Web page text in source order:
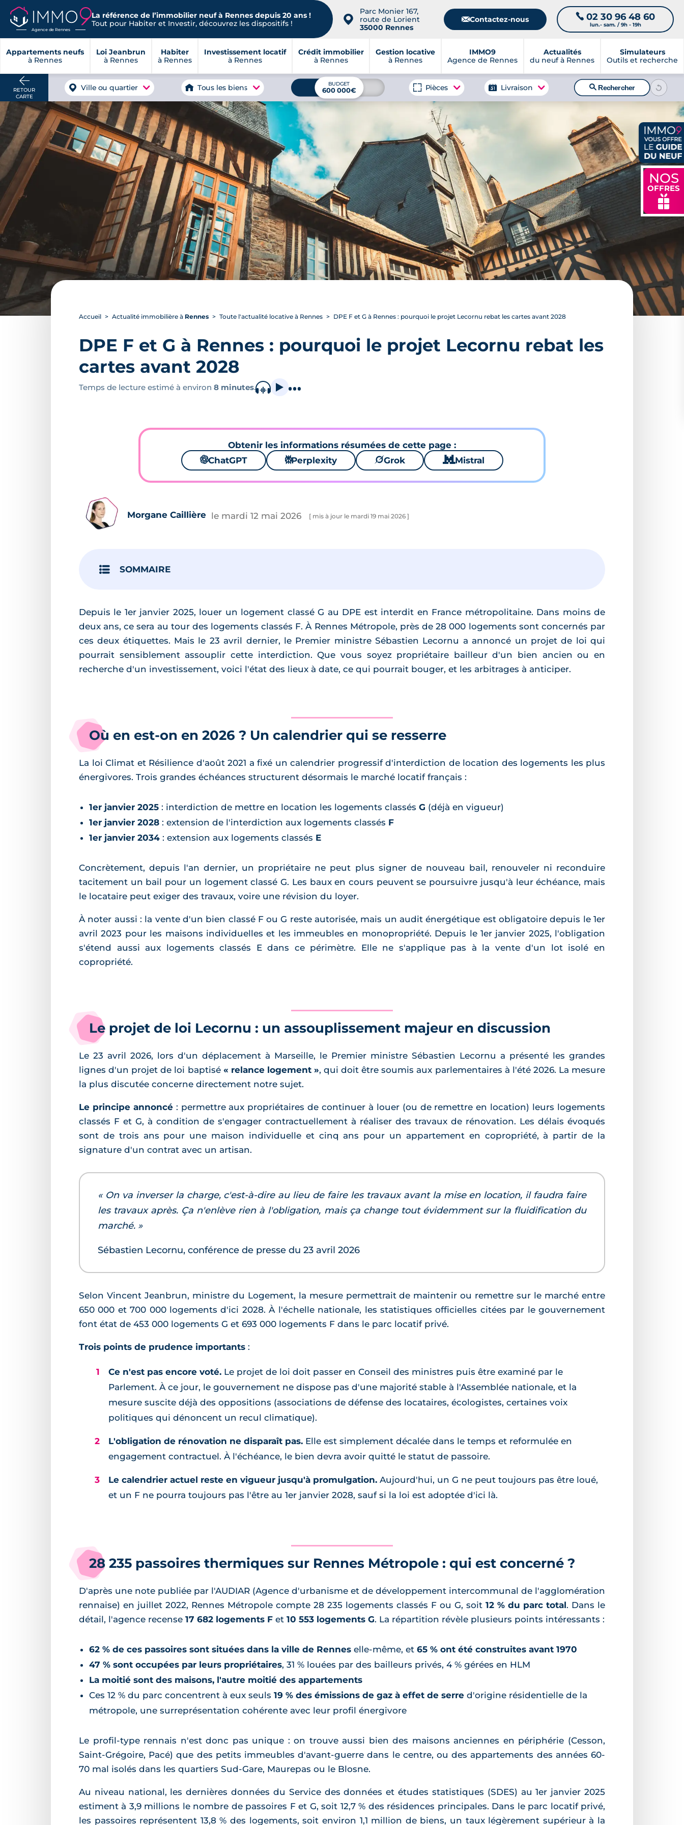
Agence de Rennes
La référence de l’immobilier neuf à Rennes depuis 20 ans !
Tout pour Habiter et Investir, découvrez les dispositifs !
📍
Parc Monier 167,
route de Lorient
35000 Rennes
📧Contactez-nous 📞 02 30 96 48 60
lun.- sam. / 9h - 19h
Appartements neufs
à Rennes
Loi Jeanbrun
à Rennes
Habiter
à Rennes
Investissement locatif
à Rennes
Crédit immobilier
à Rennes
Gestion locative
à Rennes
IMMO9
Agence de Rennes
Actualités
du neuf à Rennes
Simulateurs
Outils et recherche
NOS
OFFRES
🎁
RETOUR
CARTE
Ville ou quartier Tous les biens BUDGET
600 000€ Pièces Livraison 🔍Rechercher
Accueil Actualité immobilière à Rennes Toute l'actualité locative à Rennes DPE F et G à Rennes : pourquoi le projet Lecornu rebat les cartes avant 2028
DPE F et G à Rennes : pourquoi le projet Lecornu rebat les
cartes avant 2028
Temps de lecture estimé à environ 8 minutes.
Obtenir les informations résumées de cette page :
🌌ChatGPT ⚙Perplexity 🪐Grok 🐱 Mistral
Morgane Caillière le mardi 12 mai 2026 [ mis à jour le mardi 19 mai 2026 ]
SOMMAIRE
Depuis le 1er janvier 2025, louer un logement classé G au DPE est interdit en France métropolitaine. Dans moins de
deux ans, ce sera au tour des logements classés F. À Rennes Métropole, près de 28 000 logements sont concernés par
ces deux étiquettes. Mais le 23 avril dernier, le Premier ministre Sébastien Lecornu a annoncé un projet de loi qui
pourrait sensiblement assouplir cette interdiction. Que vous soyez propriétaire bailleur d'un bien ancien ou en
recherche d'un investissement, voici l'état des lieux à date, ce qui pourrait bouger, et les arbitrages à anticiper.
Où en est-on en 2026 ? Un calendrier qui se resserre
La loi Climat et Résilience d'août 2021 a fixé un calendrier progressif d'interdiction de location des logements les plus
énergivores. Trois grandes échéances structurent désormais le marché locatif français :
1er janvier 2025 : interdiction de mettre en location les logements classés G (déjà en vigueur)
1er janvier 2028 : extension de l'interdiction aux logements classés F
1er janvier 2034 : extension aux logements classés E
Concrètement, depuis l'an dernier, un propriétaire ne peut plus signer de nouveau bail, renouveler ni reconduire
tacitement un bail pour un logement classé G. Les baux en cours peuvent se poursuivre jusqu'à leur échéance, mais
le locataire peut exiger des travaux, voire une révision du loyer.
À noter aussi : la vente d'un bien classé F ou G reste autorisée, mais un audit énergétique est obligatoire depuis le 1er
avril 2023 pour les maisons individuelles et les immeubles en monopropriété. Depuis le 1er janvier 2025, l'obligation
s'étend aussi aux logements classés E dans ce périmètre. Elle ne s'applique pas à la vente d'un lot isolé en
copropriété.
Le projet de loi Lecornu : un assouplissement majeur en discussion
Le 23 avril 2026, lors d'un déplacement à Marseille, le Premier ministre Sébastien Lecornu a présenté les grandes
lignes d'un projet de loi baptisé « relance logement », qui doit être soumis aux parlementaires à l'été 2026. La mesure
la plus discutée concerne directement notre sujet.
Le principe annoncé: permettre aux propriétaires de continuer à louer (ou de remettre en location) leurs logements
classés F et G, à condition de s'engager contractuellement à réaliser des travaux de rénovation. Les délais évoqués
sont de trois ans pour une maison individuelle et cinq ans pour un appartement en copropriété, à partir de la
signature d'un contrat avec un artisan.
« On va inverser la charge, c'est-à-dire au lieu de faire les travaux avant la mise en location, il faudra faire
les travaux après. Ça n'enlève rien à l'obligation, mais ça change tout évidemment sur la fluidification du
marché. »
Sébastien Lecornu, conférence de presse du 23 avril 2026
Selon Vincent Jeanbrun, ministre du Logement, la mesure permettrait de maintenir ou remettre sur le marché entre
650 000 et 700 000 logements d'ici 2028. À l'échelle nationale, les statistiques officielles citées par le gouvernement
font état de 453 000 logements G et 693 000 logements F dans le parc locatif privé.
Trois points de prudence importants :
Ce n'est pas encore voté. Le projet de loi doit passer en Conseil des ministres puis être examiné par le
Parlement. À ce jour, le gouvernement ne dispose pas d'une majorité stable à l'Assemblée nationale, et la
mesure suscite déjà des oppositions (associations de défense des locataires, écologistes, certaines voix
politiques qui dénoncent un recul climatique).
L'obligation de rénovation ne disparaît pas. Elle est simplement décalée dans le temps et reformulée en
engagement contractuel. À l'échéance, le bien devra avoir quitté le statut de passoire.
Le calendrier actuel reste en vigueur jusqu'à promulgation. Aujourd'hui, un G ne peut toujours pas être loué,
et un F ne pourra toujours pas l'être au 1er janvier 2028, sauf si la loi est adoptée d'ici là.
28 235 passoires thermiques sur Rennes Métropole : qui est concerné ?
D'après une note publiée par l'AUDIAR (Agence d'urbanisme et de développement intercommunal de l'agglomération
rennaise) en juillet 2022, Rennes Métropole compte 28 235 logements classés F ou G, soit 12 % du parc total. Dans le
détail, l'agence recense 17 682 logements F et 10 553 logements G. La répartition révèle plusieurs points intéressants :
62 % de ces passoires sont situées dans la ville de Rennes elle-même, et 65 % ont été construites avant 1970
47 % sont occupées par leurs propriétaires, 31 % louées par des bailleurs privés, 4 % gérées en HLM
La moitié sont des maisons, l'autre moitié des appartements
Ces 12 % du parc concentrent à eux seuls 19 % des émissions de gaz à effet de serre d'origine résidentielle de la
métropole, une surreprésentation cohérente avec leur profil énergivore
Le profil-type rennais n'est donc pas unique : on trouve aussi bien des maisons anciennes en périphérie (Cesson,
Saint-Grégoire, Pacé) que des petits immeubles d'avant-guerre dans le centre, ou des appartements des années 60-
70 mal isolés dans les quartiers Sud-Gare, Maurepas ou le Blosne.
Au niveau national, les dernières données du Service des données et études statistiques (SDES) au 1er janvier 2025
estiment à 3,9 millions le nombre de passoires F et G, soit 12,7 % des résidences principales. Dans le parc locatif privé,
les passoires représentent 13,8 % des logements, soit environ 1,1 million de biens, un taux légèrement supérieur à la